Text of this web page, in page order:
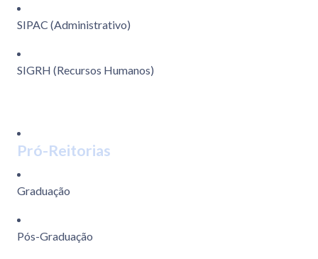
SIPAC (Administrativo)
SIGRH (Recursos Humanos)
Pró-Reitorias
Graduação
Pós-Graduação